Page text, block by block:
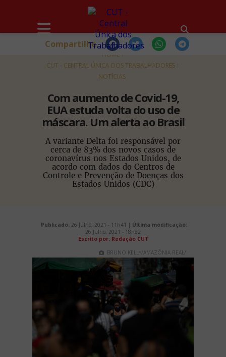
HOME
CUT - CENTRAL ÚNICA DOS TRABALHADORES
NOTÍCIAS
Com aumento de Covid-19,
EUA estuda volta do uso de
máscara. Um alerta ao Brasil
A variante Delta foi responsável por
cerca de 83% dos novos casos de
coronavírus nos Estados Unidos, de
acordo com dados do Centros de
Controle e Prevenção de Doenças dos
Estados Unidos (CDC)
Compartilhe
Publicado: 26 Julho, 2021 - 11h41 | Última modificação:
26 Julho, 2021 - 18h32
Escrito por: Redação CUT
BRUNO KELLY/AMAZÔNIA REAL/